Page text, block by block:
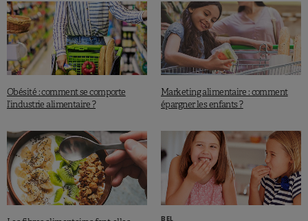
Obésité : comment se comporte
l’industrie alimentaire ?
Marketing alimentaire : comment
épargner les enfants ?
BEL